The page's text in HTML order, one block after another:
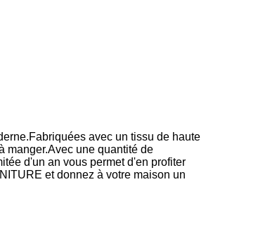
avec un tissu de haute
manger.Avec une quantité de
d'un an vous permet d'en profiter
et donnez à votre maison un